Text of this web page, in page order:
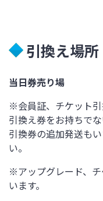
引換え場所
当日券売り場
※会員証、チケット
引換え券をお持ちで
引換券の追加発送も
い。
※アップグレード、
います。